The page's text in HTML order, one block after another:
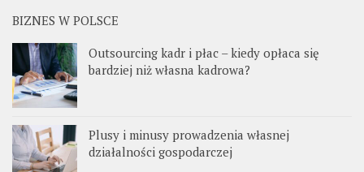
BIZNES W POLSCE
Outsourcing kadr i płac – kiedy opłaca się
bardziej niż własna kadrowa?
Plusy i minusy prowadzenia własnej
działalności gospodarczej